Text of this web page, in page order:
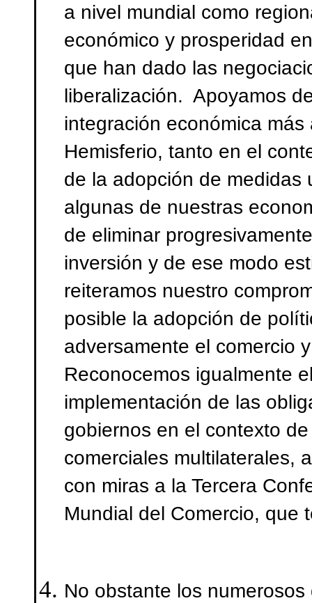
a nivel mundial como
económico y prosperidad
que han dado las
liberalización. Apoyamos
integración económica
Hemisferio, tanto en el
de la adopción de medidas
algunas de nuestras
de eliminar
inversión y de ese modo
reiteramos nuestro
posible la adopción de
adversamente el comercio
Reconocemos igualmente
implementación de las
gobiernos en el contexto
comerciales multilaterales,
con miras a la Tercera
Mundial del Comercio, que
No obstante los